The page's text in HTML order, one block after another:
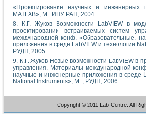
«Проектирование научных и инженерных
MATLAB», М.: ИПУ РАН, 2004.
8. К.Г. Жуков Возможности LabVIEW в
проектировании встраиваемых систем
международной конф. «Образовательные,
приложения в среде LabVIEW и технологии
РУДН, 2005.
9. К.Г. Жуков Новые возможности LabVIEW в
управления. Материалы международной
научные и инженерные приложения в среде
National Instruments», M.:, РУДН, 2006.
Copyright © 2011 Lab-Centre. All